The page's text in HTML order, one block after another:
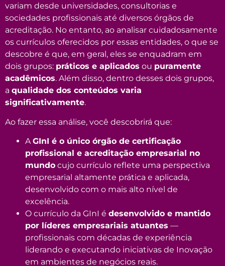
variam desde universidades, consultorias e
sociedades profissionais até diversos órgãos de
acreditação. No entanto, ao analisar cuidadosamente
os currículos oferecidos por essas entidades, o que se
descobre é que, em geral, eles se enquadram em
dois grupos: práticos e aplicados ou puramente
acadêmicos. Além disso, dentro desses dois grupos,
a qualidade dos conteúdos varia
significativamente.
Ao fazer essa análise, você descobrirá que:
AGInI é o único órgão de certificação
profissional e acreditação empresarial no
mundo cujo currículo reflete uma perspectiva
empresarial altamente prática e aplicada,
desenvolvido com o mais alto nível de
excelência.
O currículo da GInI é desenvolvido e mantido
por líderes empresariais atuantes —
profissionais com décadas de experiência
liderando e executando iniciativas de Inovação
em ambientes de negócios reais.